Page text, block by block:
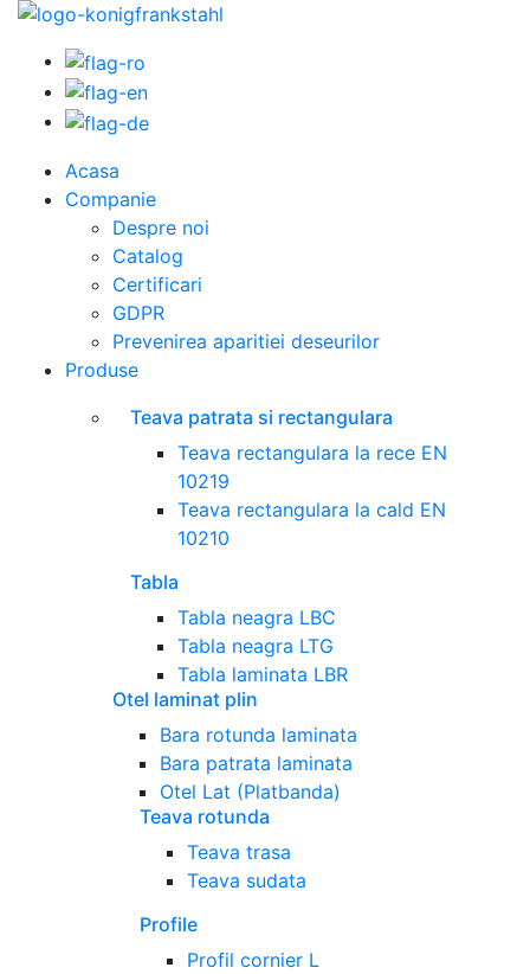
Acasa
Companie
Despre noi
Catalog
Certificari
GDPR
Prevenirea aparitiei deseurilor
Produse
Teava patrata si rectangulara
Teava rectangulara la rece EN
10219
Teava rectangulara la cald EN
10210
Tabla
Tabla neagra LBC
Tabla neagra LTG
Tabla laminata LBR
Otel laminat plin
Bara rotunda laminata
Bara patrata laminata
Otel Lat (Platbanda)
Teava rotunda
Teava trasa
Teava sudata
Profile
Profil cornier L